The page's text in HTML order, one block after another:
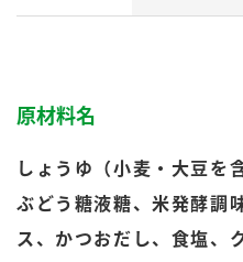
納豆
お酢を知ろう！
すしラボ
ぽん酢サワー
各部門が大切に
地図から取り扱い店舗を探す
原材料名
しょうゆ（小麦・大豆を
ぶどう糖液糖、米発酵調
ス、かつおだし、食塩、